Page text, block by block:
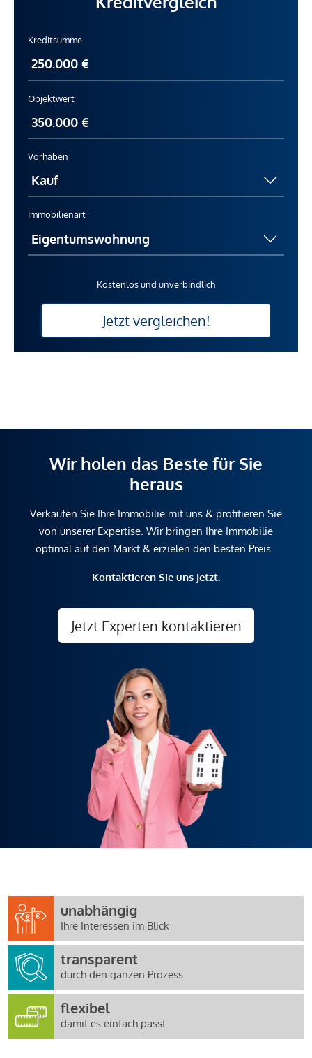
Kreditsumme
Objektwert
Vorhaben
Immobilienart
Kostenlos und unverbindlich
Jetzt vergleichen!
Wir holen das Beste für Sie
heraus
Verkaufen Sie Ihre Immobilie mit uns & profitieren Sie
von unserer Expertise. Wir bringen Ihre Immobilie
optimal auf den Markt & erzielen den besten Preis.
Kontaktieren Sie uns jetzt.
Jetzt Experten kontaktieren
unabhängig
Ihre Interessen im Blick
transparent
durch den ganzen Prozess
flexibel
damit es einfach passt